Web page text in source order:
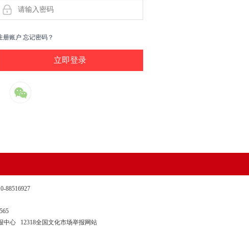
册账户 忘记密码？
88516927
中心 12318全国文化市场举报网站